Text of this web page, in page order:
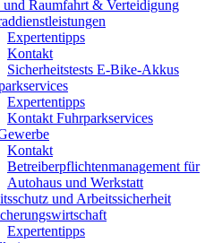
Raumfahrt & Verteidigung
Expertentipps
Kontakt
Sicherheitstests E-Bike-Akkus
Expertentipps
Kontakt Fuhrparkservices
Kontakt
Betreiberpflichtenmanagement für
Autohaus und Werkstatt
und Arbeitssicherheit
Expertentipps